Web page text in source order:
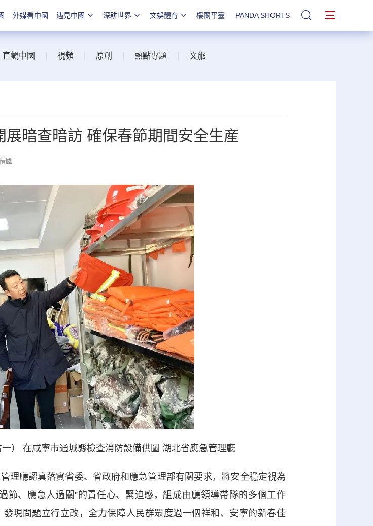
外媒看中國 遇見中國 深耕世界 文娛體育 樓蘭平臺 PANDA SHORTS 站內搜索
直觀中國 視頻 原創 熱點專題 文旅
暗查暗訪 確保春節期間安全生産
國
一） 在咸寧市通城縣檢查消防設備供圖 湖北省應急管理廳
廳認真落實省委、省政府和應急管理部有關要求，將安全穩定視為
節、應急人過關”的責任心、緊迫感，組成由廳領導帶隊的多個工作
現問題立行立改，全力保障人民群眾度過一個祥和、安寧的新春佳